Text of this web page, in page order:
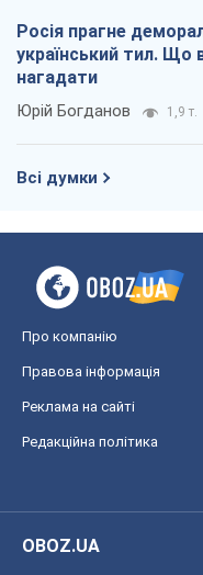
Росія прагне
український тил. Що
нагадати
Юрій Богданов 1,9 т.
Всі думки
Про компанію
Правова інформація
Реклама на сайті
Редакційна політика
OBOZ.UA